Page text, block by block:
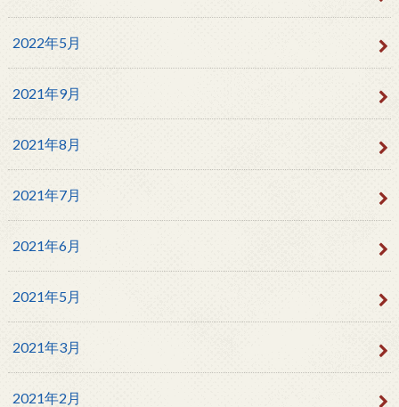
2022年5月
2021年9月
2021年8月
2021年7月
2021年6月
2021年5月
2021年3月
2021年2月